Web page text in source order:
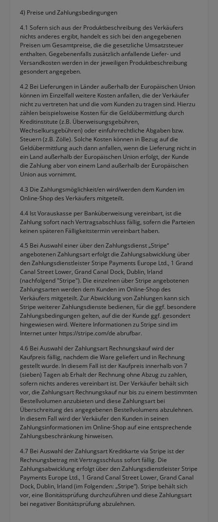
4) Preise und Zahlungsbedingungen
4.1 Sofern sich aus der Produktbeschreibung des Verkäufers
nichts anderes ergibt, handelt es sich bei den angegebenen
Preisen um Gesamtpreise, die die gesetzliche Umsatzsteuer
enthalten. Gegebenenfalls zusätzlich anfallende Liefer- und
Versandkosten werden in der jeweiligen Produktbeschreibung
gesondert angegeben.
4.2 Bei Lieferungen in Länder außerhalb der Europäischen Union
können im Einzelfall weitere Kosten anfallen, die der Verkäufer
nicht zu vertreten hat und die vom Kunden zu tragen sind. Hierzu
zählen beispielsweise Kosten für die Geldübermittlung durch
Kreditinstitute (z.B. Überweisungsgebühren,
Wechselkursgebühren) oder einfuhrrechtliche Abgaben bzw.
Steuern (z.B. Zölle). Solche Kosten können in Bezug auf die
Geldübermittlung auch dann anfallen, wenn die Lieferung nicht in
ein Land außerhalb der Europäischen Union erfolgt, der Kunde
die Zahlung aber von einem Land außerhalb der Europäischen
Union aus vornimmt.
4.3 Die Zahlungsmöglichkeit/en wird/werden dem Kunden im
Online-Shop des Verkäufers mitgeteilt.
4.4 Ist Vorauskasse per Banküberweisung vereinbart, ist die
Zahlung sofort nach Vertragsabschluss fällig, sofern die Parteien
keinen späteren Fälligkeitstermin vereinbart haben.
4.5 Bei Auswahl einer über den Zahlungsdienst „Stripe“
angebotenen Zahlungsart erfolgt die Zahlungsabwicklung über
den Zahlungsdienstleister Stripe Payments Europe Ltd., 1 Grand
Canal Street Lower, Grand Canal Dock, Dublin, Irland
(nachfolgend "Stripe"). Die einzelnen über Stripe angebotenen
Zahlungsarten werden dem Kunden im Online-Shop des
Verkäufers mitgeteilt. Zur Abwicklung von Zahlungen kann sich
Stripe weiterer Zahlungsdienste bedienen, für die ggf. besondere
Zahlungsbedingungen gelten, auf die der Kunde ggf. gesondert
hingewiesen wird. Weitere Informationen zu Stripe sind im
Internet unter https://stripe.com/de abrufbar.
4.6 Bei Auswahl der Zahlungsart Rechnungskauf wird der
Kaufpreis fällig, nachdem die Ware geliefert und in Rechnung
gestellt wurde. In diesem Fall ist der Kaufpreis innerhalb von 7
(sieben) Tagen ab Erhalt der Rechnung ohne Abzug zu zahlen,
sofern nichts anderes vereinbart ist. Der Verkäufer behält sich
vor, die Zahlungsart Rechnungskauf nur bis zu einem bestimmten
Bestellvolumen anzubieten und diese Zahlungsart bei
Überschreitung des angegebenen Bestellvolumens abzulehnen.
In diesem Fall wird der Verkäufer den Kunden in seinen
Zahlungsinformationen im Online-Shop auf eine entsprechende
Zahlungsbeschränkung hinweisen.
4.7 Bei Auswahl der Zahlungsart Kreditkarte via Stripe ist der
Rechnungsbetrag mit Vertragsschluss sofort fällig. Die
Zahlungsabwicklung erfolgt über den Zahlungsdienstleister Stripe
Payments Europe Ltd., 1 Grand Canal Street Lower, Grand Canal
Dock, Dublin, Irland (im Folgenden: „Stripe“). Stripe behält sich
vor, eine Bonitätsprüfung durchzuführen und diese Zahlungsart
bei negativer Bonitätsprüfung abzulehnen.